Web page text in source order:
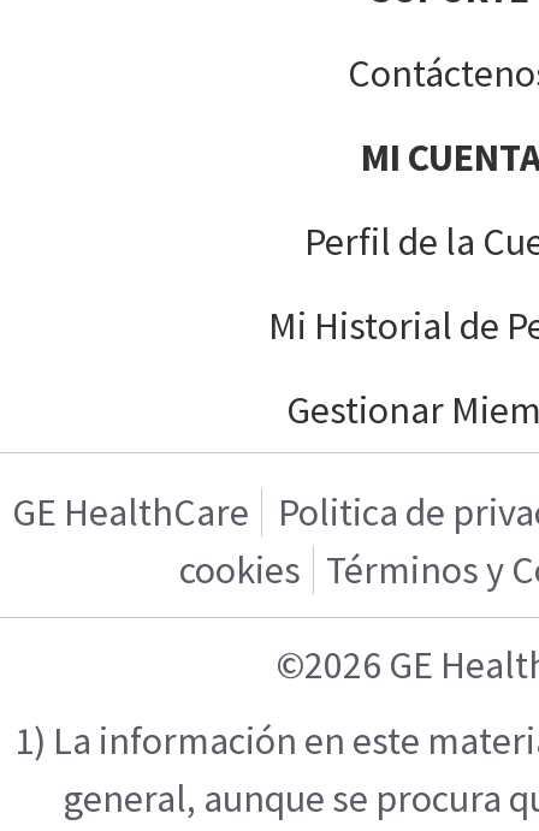
MI
Perfil de la
Mi Historial de
Gestionar
GE HealthCare
Politica de
cookies Términos y
©2026 GE
1) La información en este
general, aunque se procura